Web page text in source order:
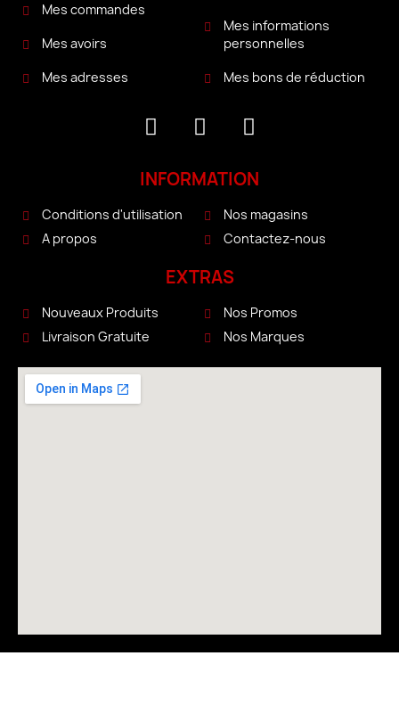
Mes commandes
Mes avoirs
Mes adresses
Mes informations
personnelles
Mes bons de réduction
INFORMATION
Conditions d'utilisation
A propos
Nos magasins
Contactez-nous
EXTRAS
Nouveaux Produits
Livraison Gratuite
Nos Promos
Nos Marques